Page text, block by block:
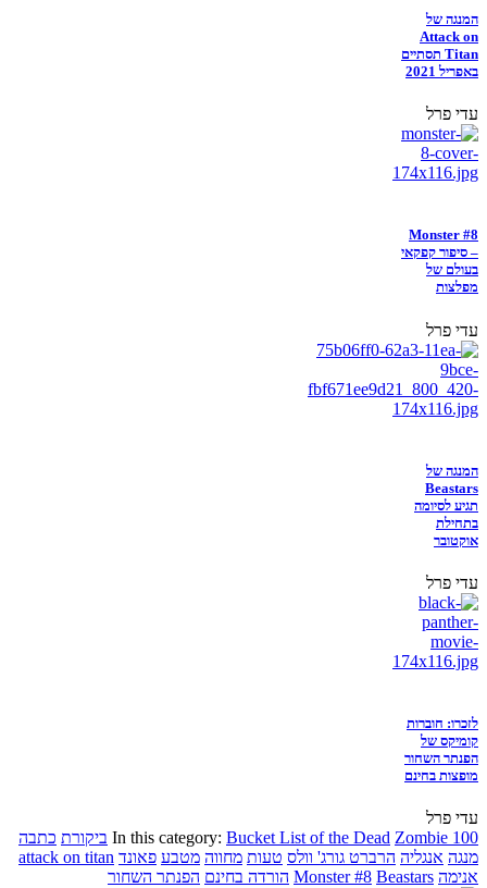
המנגה של
Attack on
Titan תסתיים
באפריל 2021
עדי פרל
Monster #8
– סיפור קפקאי
בעולם של
מפלצות
עדי פרל
המנגה של
Beastars
תגיע לסיומה
בתחילת
אוקטובר
עדי פרל
לזכרו: חוברות
קומיקס של
הפנתר השחור
מופצות בחינם
עדי פרל
In this category: Bucket List of the Dead Zombie 100 ביקורת כתבה
מנגה אנגליה הרברט גורג' וולס טעות מחווה מטבע פאונד attack on titan
אנימה
Monster #8 Beastars הורדה בחינם הפנתר השחור